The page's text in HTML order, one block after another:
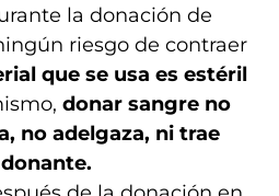
la donación de
riesgo de contraer
que se usa es estéril
donar sangre no
no adelgaza, ni trae